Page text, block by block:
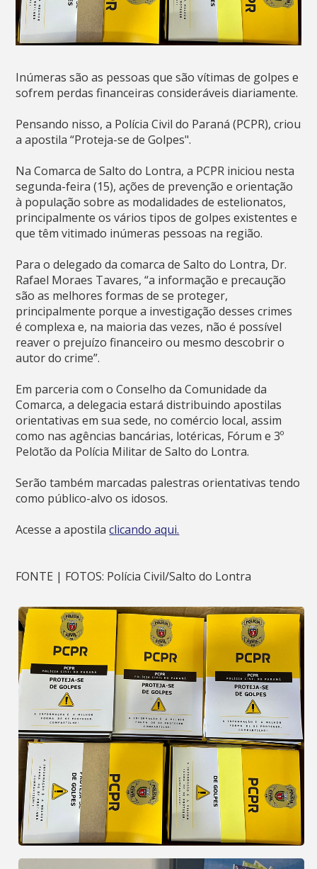
Inúmeras são as pessoas que são vítimas de golpes e
sofrem perdas financeiras consideráveis diariamente.
Pensando nisso, a Polícia Civil do Paraná (PCPR), criou
a apostila “Proteja-se de Golpes".
Na Comarca de Salto do Lontra, a PCPR iniciou nesta
segunda-feira (15), ações de prevenção e orientação
à população sobre as modalidades de estelionatos,
principalmente os vários tipos de golpes existentes e
que têm vitimado inúmeras pessoas na região.
Para o delegado da comarca de Salto do Lontra, Dr.
Rafael Moraes Tavares, “a informação e precaução
são as melhores formas de se proteger,
principalmente porque a investigação desses crimes
é complexa e, na maioria das vezes, não é possível
reaver o prejuízo financeiro ou mesmo descobrir o
autor do crime”.
Em parceria com o Conselho da Comunidade da
Comarca, a delegacia estará distribuindo apostilas
orientativas em sua sede, no comércio local, assim
como nas agências bancárias, lotéricas, Fórum e 3º
Pelotão da Polícia Militar de Salto do Lontra.
Serão também marcadas palestras orientativas tendo
como público-alvo os idosos.
Acesse a apostilaclicando aqui.
FONTE | FOTOS: Polícia Civil/Salto do Lontra